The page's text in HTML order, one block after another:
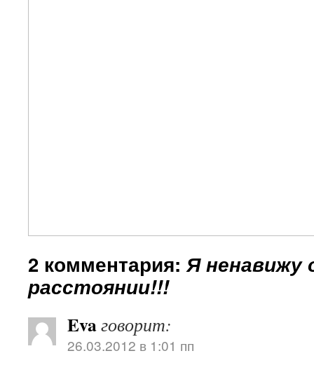
2 комментария:Я ненавижу
расстоянии!!!
Evaговорит:
26.03.2012 в 1:01 пп